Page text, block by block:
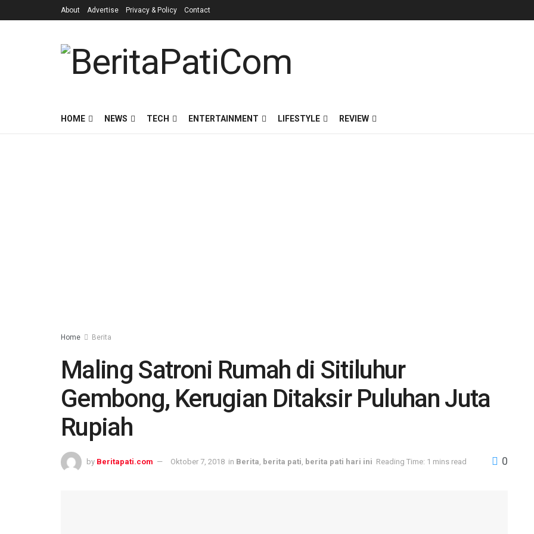
About Advertise Privacy & Policy Contact
HOME NEWS TECH ENTERTAINMENT LIFESTYLE REVIEW
Home Berita
Maling Satroni Rumah di Sitiluhur
Gembong, Kerugian Ditaksir Puluhan Juta
Rupiah
by Beritapati.com Oktober 7, 2018 in Berita berita pati berita pati hari ini Reading Time: 1 mins read 0